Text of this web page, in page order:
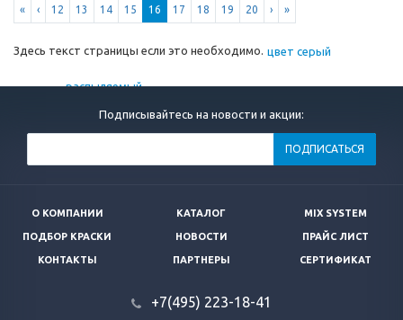
« ‹ 12 13 14 15 16 17 18 19 20 › »
Здесь текст страницы если это необходимо.
Подписывайтесь на новости и акции:
ПОДПИСАТЬСЯ
О КОМПАНИИ КАТАЛОГ MIX SYSTEM
ПОДБОР КРАСКИ НОВОСТИ ПРАЙС ЛИСТ
КОНТАКТЫ ПАРТНЕРЫ СЕРТИФИКАТ
+7(495) 223-18-41